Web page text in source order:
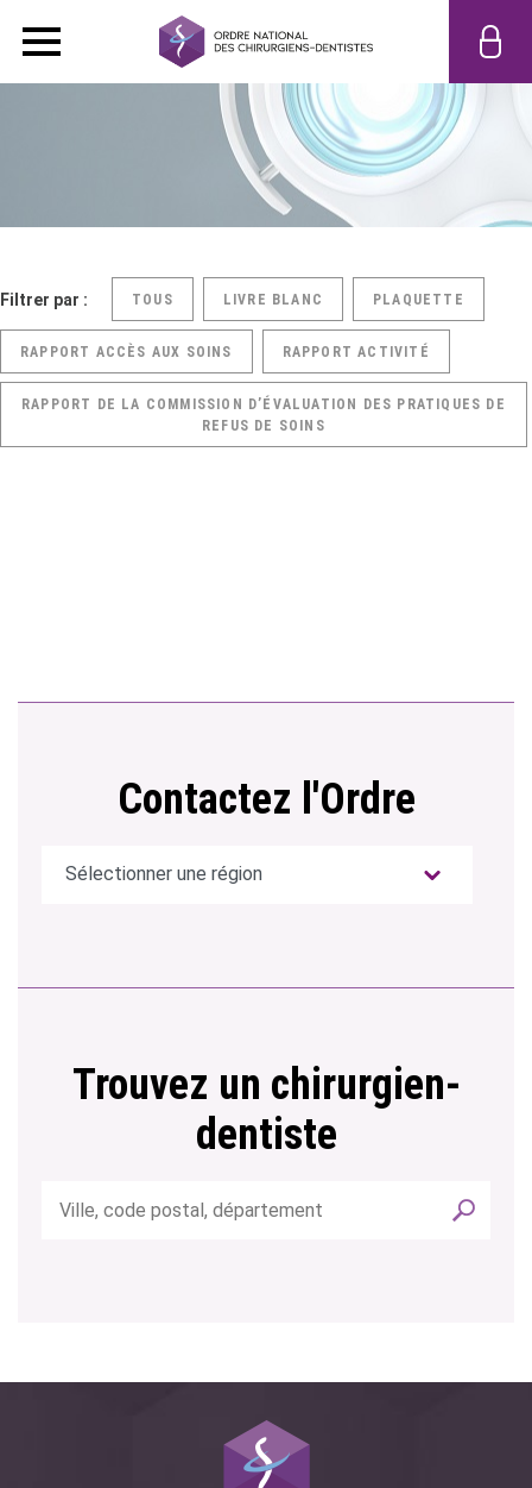
Filtrer par : TOUS LIVRE BLANC PLAQUETTE
RAPPORT ACCÈS AUX SOINS RAPPORT ACTIVITÉ
RAPPORT DE LA COMMISSION D’ÉVALUATION DES PRATIQUES DE
REFUS DE SOINS
Contactez l'Ordre
Trouvez un chirurgien-
dentiste